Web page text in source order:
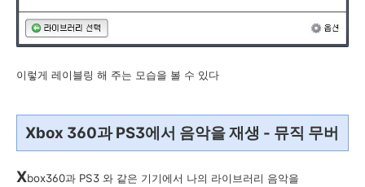
이렇게 레이블링 해 주는 모습을 볼 수 있다
Xbox 360과 PS3에서 음악을 재생 - 뮤직 무버
Xbox360과 PS3 와 같은 기기에서 나의 라이브러리 음악을